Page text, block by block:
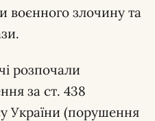
воєнного злочину та
розпочали
за ст. 438
України (порушення